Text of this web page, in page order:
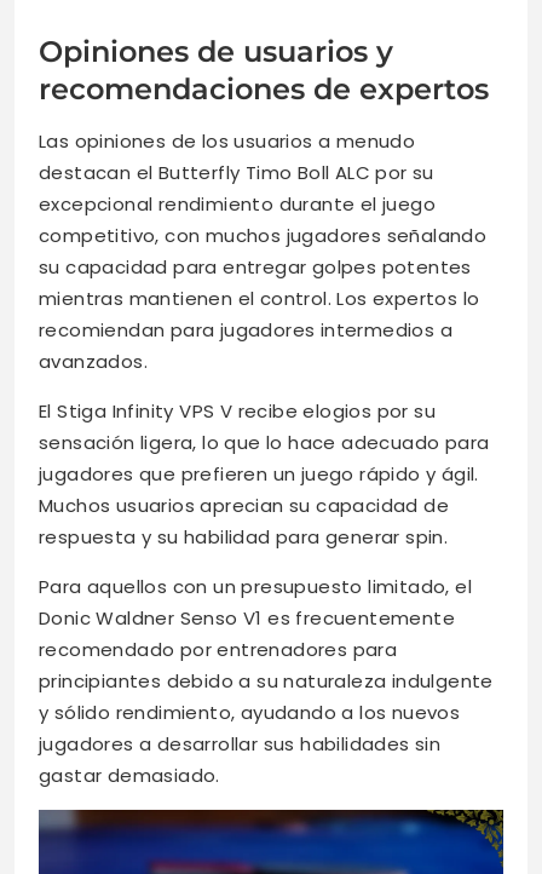
Opiniones de usuarios y
recomendaciones de expertos
Las opiniones de los usuarios a menudo
destacan el Butterfly Timo Boll ALC por su
excepcional rendimiento durante el juego
competitivo, con muchos jugadores señalando
su capacidad para entregar golpes potentes
mientras mantienen el control. Los expertos lo
recomiendan para jugadores intermedios a
avanzados.
El Stiga Infinity VPS V recibe elogios por su
sensación ligera, lo que lo hace adecuado para
jugadores que prefieren un juego rápido y ágil.
Muchos usuarios aprecian su capacidad de
respuesta y su habilidad para generar spin.
Para aquellos con un presupuesto limitado, el
Donic Waldner Senso V1 es frecuentemente
recomendado por entrenadores para
principiantes debido a su naturaleza indulgente
y sólido rendimiento, ayudando a los nuevos
jugadores a desarrollar sus habilidades sin
gastar demasiado.